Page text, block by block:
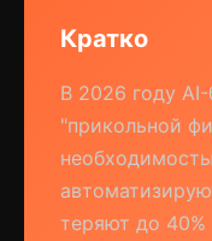
Кратко
В 2026 году
"прикольной
теряют до